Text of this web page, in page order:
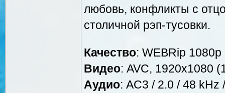
любовь, конфликты с
столичной рэп-тусовки.
Качество: WEBRip 1080p
Видео: AVC, 1920x1080
Аудио: AC3 / 2.0 / 48 kHz